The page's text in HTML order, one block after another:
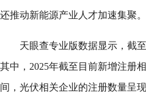
还推动新能源产业人才加速集聚。
天眼查专业版数据显示，截
其中，2025年截至目前新增注册
间，光伏相关企业的注册数量呈